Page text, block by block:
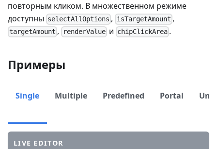
повторным кликом. В множественном режиме
доступны selectAllOptions , isTargetAmount ,
targetAmount , renderValueи chipClickArea .
Примеры
Single Multiple Predefined Portal
LIVE EDITOR